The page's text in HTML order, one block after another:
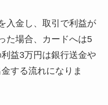
入金し、取引で利益が
た場合、カードへは5
益3万円は銀行送金や
する流れになりま